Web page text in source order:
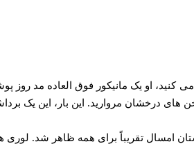
می‌ کنید، او یک مانیکور فوق‌ العاده مد
های درخشان مروارید. این بار، این
امسال تقریباً برای همه ظاهر شد. لوری